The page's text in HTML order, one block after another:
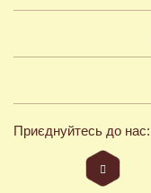
Приєднуйтесь до нас: